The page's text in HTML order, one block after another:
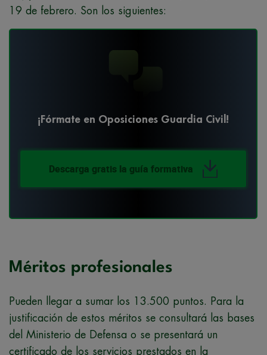
19 de febrero. Son los siguientes:
¡Fórmate en Oposiciones Guardia Civil!
Descarga gratis la guía formativa
Méritos profesionales
Pueden llegar a sumar los 13.500 puntos. Para la
justificación de estos méritos se consultará las bases
del Ministerio de Defensa o se presentará un
certificado de los servicios prestados en la